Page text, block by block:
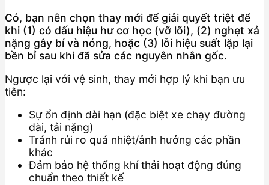
Có, bạn nên chọn thay mới để giải quyết triệt để
khi (1) có dấu hiệu hư cơ học (vỡ lõi), (2) nghẹt xả
nặng gây bí và nóng, hoặc (3) lỗi hiệu suất lặp lại
bền bỉ sau khi đã sửa các nguyên nhân gốc.
Ngược lại với vệ sinh, thay mới hợp lý khi bạn ưu
tiên:
Sự ổn định dài hạn (đặc biệt xe chạy đường
dài, tải nặng)
Tránh rủi ro quá nhiệt/ảnh hưởng các phần
khác
Đảm bảo hệ thống khí thải hoạt động đúng
chuẩn theo thiết kế